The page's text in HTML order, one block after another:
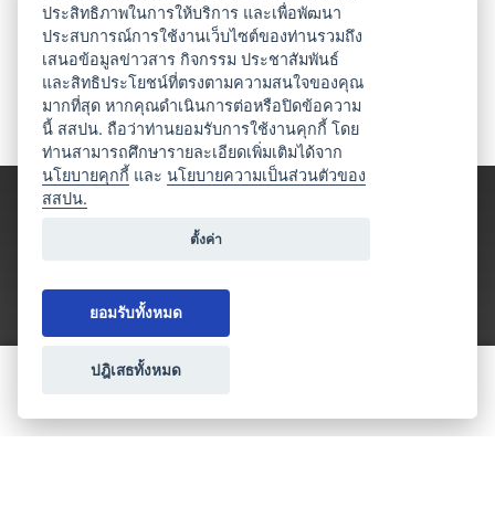
ประเภทธุรกิจไมซ์
ประสิทธิภาพในการให้บริการ และเพื่อพัฒนา
ประสบการณ์การใช้งานเว็บไซต์ของท่านรวมถึง
เสนอข้อมูลข่าวสาร กิจกรรม ประชาสัมพันธ์
และสิทธิประโยชน์ที่ตรงตามความสนใจของคุณ
มากที่สุด หากคุณดำเนินการต่อหรือปิดข้อความ
นี้ สสปน. ถือว่าท่านยอมรับการใช้งานคุกกี้ โดย
ท่านสามารถศึกษารายละเอียดเพิ่มเติมได้จาก
นโยบายคุกกี้ และนโยบายความเป็นส่วนตัวของ
สสปน.
ตั้งค่า
ยอมรับทั้งหมด
ปฎิเสธทั้งหมด